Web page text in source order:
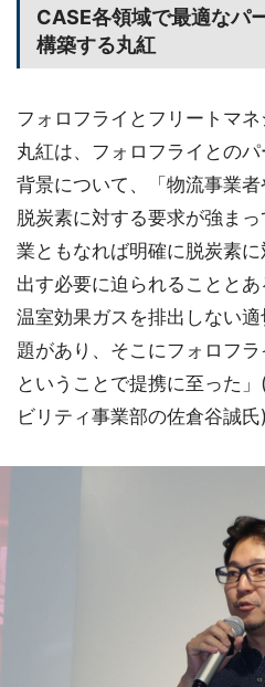
CASE各領域で最適なパ
構築する丸紅
フォロフライとフリートマ
丸紅は、フォロフライとの
背景について、「物流事業者
脱炭素に対する要求が強ま
業ともなれば明確に脱炭素
出す必要に迫られることと
温室効果ガスを排出しない
題があり、そこにフォロフ
ということで提携に至った
ビリティ事業部の佐倉谷誠氏